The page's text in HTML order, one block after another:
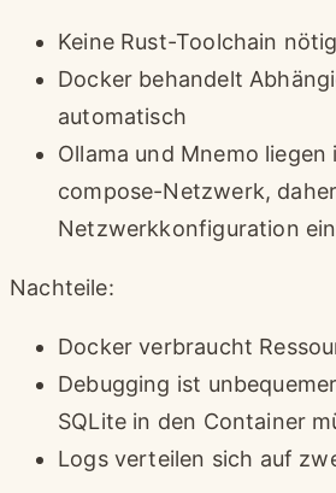
Keine Rust-Toolchain nötig
Docker behandelt
automatisch
Ollama und Mnemo liegen
compose-Netzwerk,
Netzwerkkonfiguration
Nachteile:
Docker verbraucht
Debugging ist
SQLite in den Container
Logs verteilen sich auf